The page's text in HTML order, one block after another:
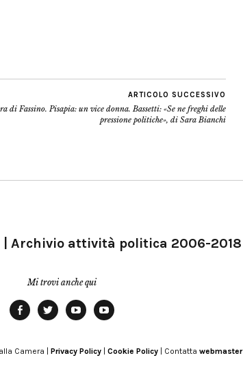
ARTICOLO SUCCESSIVO
di Fassino. Pisapia: un vice donna. Bassetti: «Se ne freghi delle
pressione politiche», di Sara Bianchi
| Archivio attività politica 2006-2018
Mi trovi anche qui
Modena
Camera | Privacy Policy Cookie Policy | Contatta webmaster